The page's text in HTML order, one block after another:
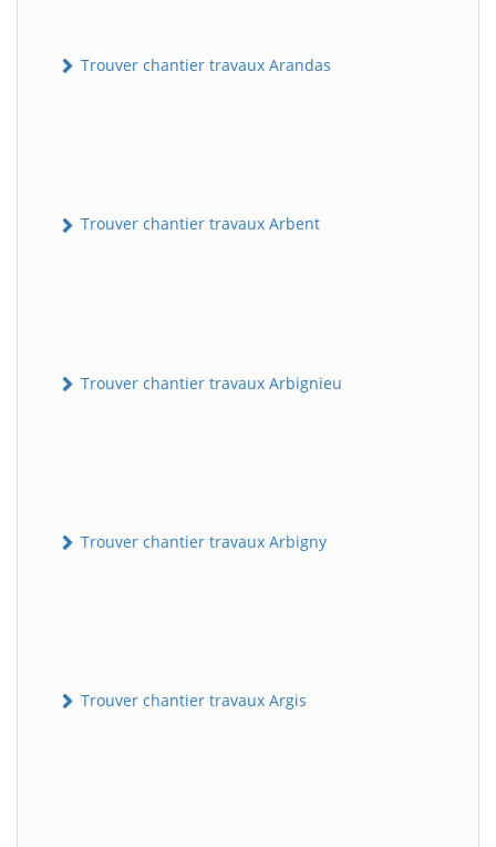
Trouver chantier travaux Arandas
Trouver chantier travaux Arbent
Trouver chantier travaux Arbignieu
Trouver chantier travaux Arbigny
Trouver chantier travaux Argis